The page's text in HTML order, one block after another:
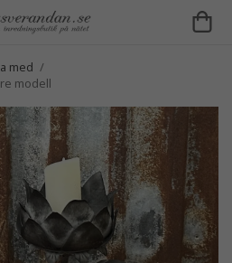
med /
modell